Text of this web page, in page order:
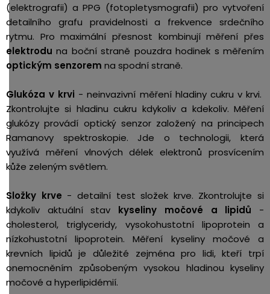
(elektrografii) a PPG (fotopletysmografii) pro vytvoření
detailního grafu pravidelnosti a frekvence srdečního
rytmu. Pro maximální přesnost kombinují měření přes
elektrodu na boční straně pouzdra hodinek s měřením
optickým senzorem na spodní straně.
Glukóza v krvi - neinvazivní měření hladiny cukru v krvi.
Zkontrolujte si hladinu cukru kdykoliv a kdekoliv. Měření
glukózy provádí optický senzor založený na principech
Ramanovy spektroskopie. Jde o technologii, která
využívá měření vlnových délek elektronů prosvícením
kůže zeleným světlem.
Složky krve - detailní test složek krve. Zkontrolujte si
kdykoliv aktuální stav kyseliny močové a lipidů -
cholesterol, triglyceridy, vysokohustotní lipoprotein a
nízkohustotní lipoprotein. Měření kyseliny močové a
krevních lipidů je důležité zejména pro lidi, kteří trpí
onemocněním způsobeným vysokou hladinou kyseliny
močové a hyperlipidémií.